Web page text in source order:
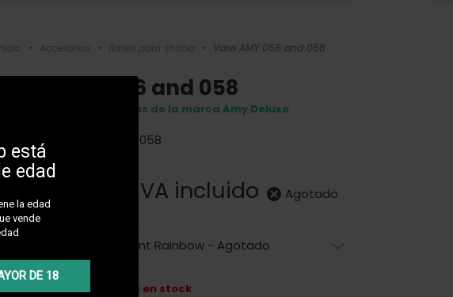
está
edad
la edad
vende
DE 18
• Accesorios • Bases para shisha • Vase AMY 056 and 058
Vase AMY 056 and 058
Descubre otros productos de la marca Amy Deluxe
shisha AMY 056 y 058
detalles
IVA incluido Agotado
Matt Black / Transparent Rainbow - Agotado
Este producto ya no está en stock